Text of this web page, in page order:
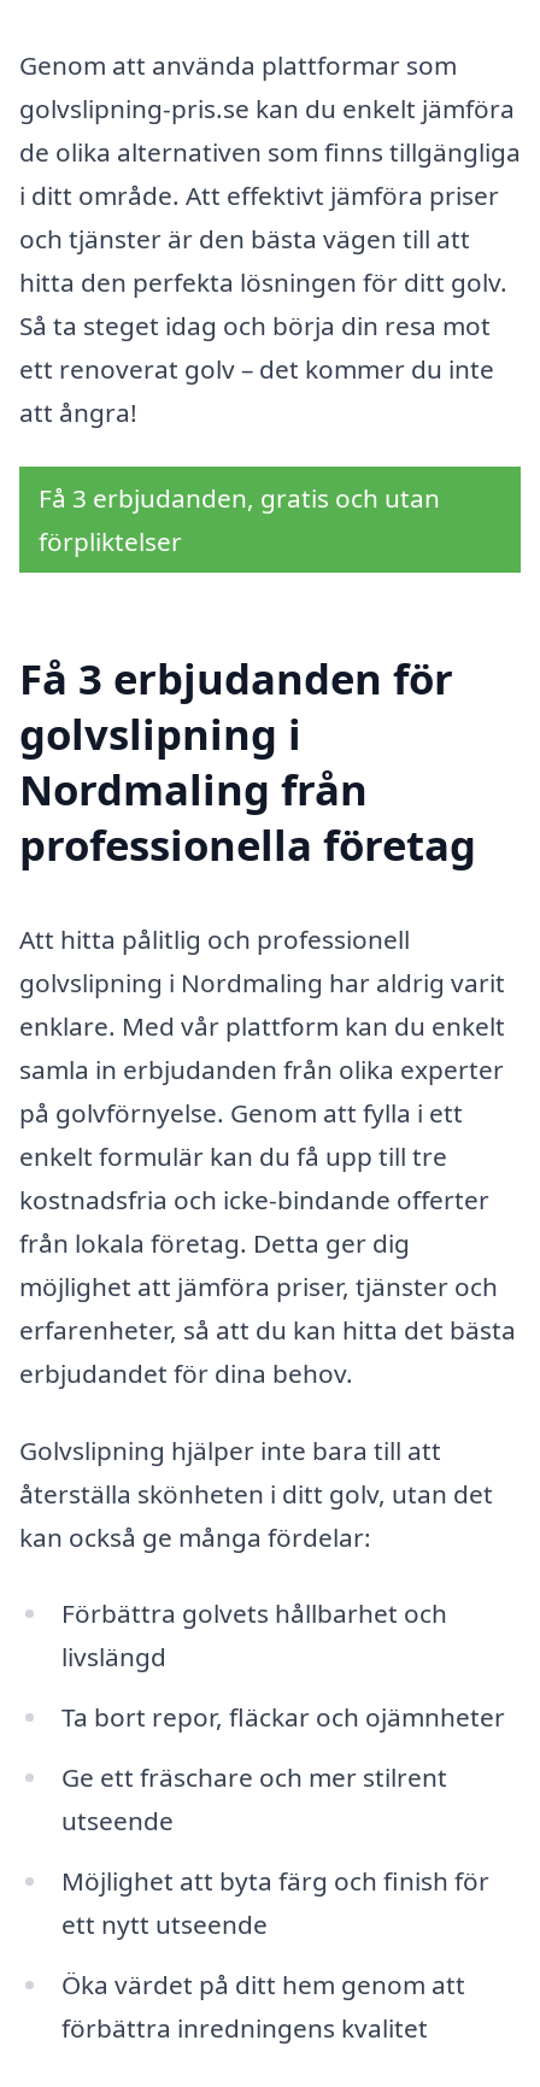
Genom att använda plattformar som
golvslipning-pris.se kan du enkelt jämföra
de olika alternativen som finns tillgängliga
i ditt område. Att effektivt jämföra priser
och tjänster är den bästa vägen till att
hitta den perfekta lösningen för ditt golv.
Så ta steget idag och börja din resa mot
ett renoverat golv – det kommer du inte
att ångra!
Få 3 erbjudanden, gratis och utan
förpliktelser
Få 3 erbjudanden för
golvslipning i
Nordmaling från
professionella företag
Att hitta pålitlig och professionell
golvslipning i Nordmaling har aldrig varit
enklare. Med vår plattform kan du enkelt
samla in erbjudanden från olika experter
på golvförnyelse. Genom att fylla i ett
enkelt formulär kan du få upp till tre
kostnadsfria och icke-bindande offerter
från lokala företag. Detta ger dig
möjlighet att jämföra priser, tjänster och
erfarenheter, så att du kan hitta det bästa
erbjudandet för dina behov.
Golvslipning hjälper inte bara till att
återställa skönheten i ditt golv, utan det
kan också ge många fördelar:
Förbättra golvets hållbarhet och
livslängd
Ta bort repor, fläckar och ojämnheter
Ge ett fräschare och mer stilrent
utseende
Möjlighet att byta färg och finish för
ett nytt utseende
Öka värdet på ditt hem genom att
förbättra inredningens kvalitet